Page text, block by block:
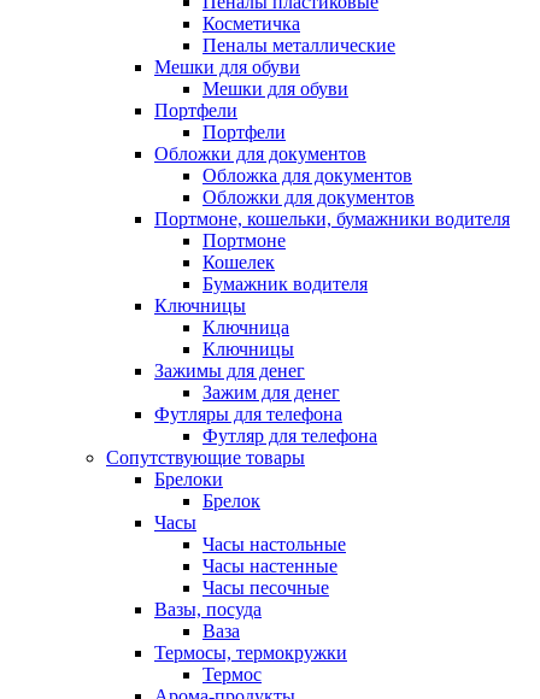
Косметичка
Пеналы металлические
Мешки для обуви
Мешки для обуви
Портфели
Портфели
Обложки для документов
Обложка для документов
Обложки для документов
Портмоне, кошельки, бумажники водителя
Портмоне
Кошелек
Бумажник водителя
Ключницы
Ключница
Ключницы
Зажимы для денег
Зажим для денег
Футляры для телефона
Футляр для телефона
Сопутствующие товары
Брелоки
Брелок
Часы
Часы настольные
Часы настенные
Часы песочные
Вазы, посуда
Ваза
Термосы, термокружки
Термос